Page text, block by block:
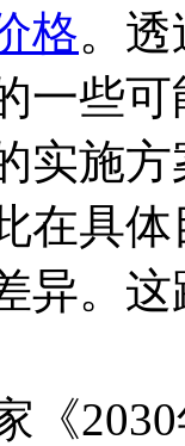
格。
一些
实施
在具
异。
《